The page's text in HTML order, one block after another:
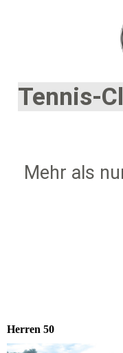
Tennis-
Mehr als
Herren 50